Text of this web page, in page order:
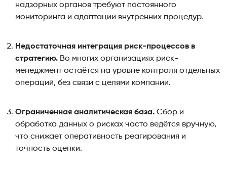
надзорных органов требуют постоянного
мониторинга и адаптации внутренних процедур.
Недостаточная интеграция риск-процессов в
стратегию. Во многих организациях риск-
менеджмент остаётся на уровне контроля отдельных
операций, без связи с целями компании.
Ограниченная аналитическая база. Сбор и
обработка данных о рисках часто ведётся вручную,
что снижает оперативность реагирования и
точность оценки.